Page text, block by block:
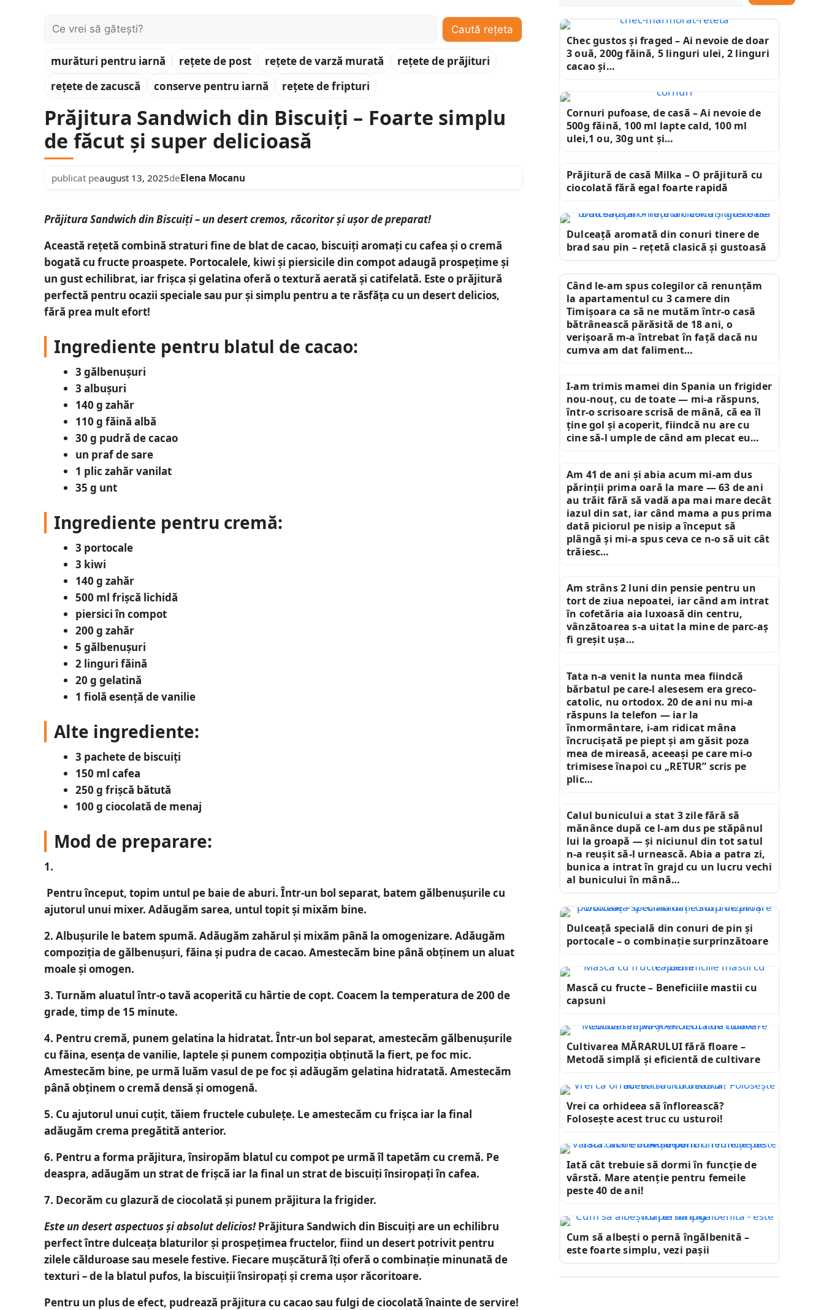
Caută: Caută rețeta
murături pentru iarnă rețete de post rețete de varză murată
rețete de prăjituri
rețete de zacuscă
conserve pentru iarnă rețete de fripturi
Prăjitura Sandwich din Biscuiți – Foarte simplu
de făcut și super delicioasă
publicat peaugust 13, 2025deElena Mocanu
Prăjitura Sandwich din Biscuiți – un desert cremos, răcoritor și ușor de preparat!
Această rețetă combină straturi fine de blat de cacao, biscuiți aromați cu cafea și o cremă
bogată cu fructe proaspete. Portocalele, kiwi și piersicile din compot adaugă prospețime și
un gust echilibrat, iar frișca și gelatina oferă o textură aerată și catifelată. Este o prăjitură
perfectă pentru ocazii speciale sau pur și simplu pentru a te răsfăța cu un desert delicios,
fără prea mult efort!
Ingrediente pentru blatul de cacao:
3 gălbenușuri
3 albușuri
140 g zahăr
110 g făină albă
30 g pudră de cacao
un praf de sare
1 plic zahăr vanilat
35 g unt
Ingrediente pentru cremă:
3 portocale
3 kiwi
140 g zahăr
500 ml frișcă lichidă
piersici în compot
200 g zahăr
5 gălbenușuri
2 linguri făină
20 g gelatină
1 fiolă esență de vanilie
Alte ingrediente:
3 pachete de biscuiți
150 ml cafea
250 g frișcă bătută
100 g ciocolată de menaj
Mod de preparare:
1.
Pentru început, topim untul pe baie de aburi. Într-un bol separat, batem gălbenușurile cu
ajutorul unui mixer. Adăugăm sarea, untul topit și mixăm bine.
2. Albușurile le batem spumă. Adăugăm zahărul și mixăm până la omogenizare. Adăugăm
compoziția de gălbenușuri, făina și pudra de cacao. Amestecăm bine până obținem un aluat
moale și omogen.
3. Turnăm aluatul într-o tavă acoperită cu hârtie de copt. Coacem la temperatura de 200 de
grade, timp de 15 minute.
4. Pentru cremă, punem gelatina la hidratat. Într-un bol separat, amestecăm gălbenușurile
cu făina, esența de vanilie, laptele și punem compoziția obținută la fiert, pe foc mic.
Amestecăm bine, pe urmă luăm vasul de pe foc și adăugăm gelatina hidratată. Amestecăm
până obținem o cremă densă și omogenă.
5. Cu ajutorul unui cuțit, tăiem fructele cubulețe. Le amestecăm cu frișca iar la final
adăugăm crema pregătită anterior.
6. Pentru a forma prăjitura, însiropăm blatul cu compot pe urmă îl tapetăm cu cremă. Pe
deaspra, adăugăm un strat de frișcă iar la final un strat de biscuiți însiropați în cafea.
7. Decorăm cu glazură de ciocolată și punem prăjitura la frigider.
Este un desert aspectuos și absolut delicios!Prăjitura Sandwich din Biscuiți are un echilibru
perfect întredulceața blaturilor și prospețimea fructelor, fiind un desert potrivit pentru
zilele călduroase sau mesele festive. Fiecare mușcătură îți oferă o combinație minunată de
texturi – de la blatul pufos, la biscuiții însiropați și crema ușor răcoritoare.
Pentru un plus de efect, pudrează prăjitura cu cacao sau fulgi de ciocolatăînainte de servire!
Chec gustos și fraged – Ai nevoie de doar
3 ouă, 200g făină, 5 linguri ulei, 2 linguri
cacao și…
Cornuri pufoase, de casă – Ai nevoie de
500g făină, 100 ml lapte cald, 100 ml
ulei,1 ou, 30g unt și…
Prăjitură de casă Milka – O prăjitură cu
ciocolată fără egal foarte rapidă
Dulceață aromată din conuri tinere de
brad sau pin – rețetă clasică și gustoasă
Când le-am spus colegilor că renunțăm
la apartamentul cu 3 camere din
Timișoara ca să ne mutăm într-o casă
bătrânească părăsită de 18 ani, o
verișoară m-a întrebat în față dacă nu
cumva am dat faliment…
I-am trimis mamei din Spania un frigider
nou-nouț, cu de toate — mi-a răspuns,
într-o scrisoare scrisă de mână, că ea îl
ține gol și acoperit, fiindcă nu are cu
cine să-l umple de când am plecat eu…
Am 41 de ani și abia acum mi-am dus
părinții prima oară la mare — 63 de ani
au trăit fără să vadă apa mai mare decât
iazul din sat, iar când mama a pus prima
dată piciorul pe nisip a început să
plângă și mi-a spus ceva ce n-o să uit cât
trăiesc…
Am strâns 2 luni din pensie pentru un
tort de ziua nepoatei, iar când am intrat
în cofetăria aia luxoasă din centru,
vânzătoarea s-a uitat la mine de parc-aș
fi greșit ușa…
Tata n-a venit la nunta mea fiindcă
bărbatul pe care-l alesesem era greco-
catolic, nu ortodox. 20 de ani nu mi-a
răspuns la telefon — iar la
înmormântare, i-am ridicat mâna
încrucișată pe piept și am găsit poza
mea de mireasă, aceeași pe care mi-o
trimisese înapoi cu „RETUR” scris pe
plic…
Calul bunicului a stat 3 zile fără să
mănânce după ce l-am dus pe stăpânul
lui la groapă — și niciunul din tot satul
n-a reușit să-l urnească. Abia a patra zi,
bunica a intrat în grajd cu un lucru vechi
al bunicului în mână…
Dulceață specială din conuri de pin și
portocale – o combinație surprinzătoare
Mască cu fructe – Beneficiile mastii cu
capsuni
Cultivarea MĂRARULUI fără floare –
Metodă simplă și eficientă de cultivare
Vrei ca orhideea să înflorească?
Folosește acest truc cu usturoi!
Iată cât trebuie să dormi în funcție de
vârstă. Mare atenție pentru femeile
peste 40 de ani!
Cum să albești o pernă îngălbenită –
este foarte simplu, vezi pașii